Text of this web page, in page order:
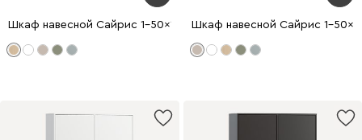
Шкаф навесной Сайрис 1-50x175 Дуб БарбераШкаф навесной Сайрис 1-